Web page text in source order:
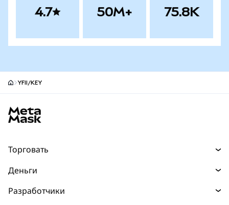
4.7 50M+ 75.8K
YFII/KEY
Торговать
Прогнозы
Деньги
Разработчики